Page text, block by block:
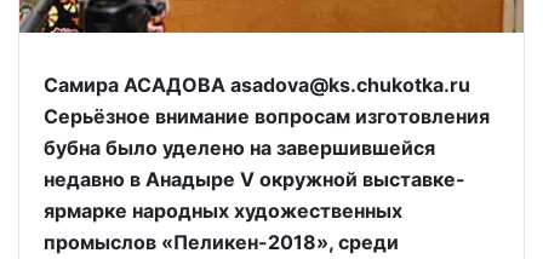
Самира АСАДОВА asadova@ks.chukotka.ru
Серьёзное внимание вопросам изготовления
бубна было уделено на завершившейся
недавно в Анадыре V окружной выставке-
ярмарке народных художественных
промыслов «Пеликен-2018», среди